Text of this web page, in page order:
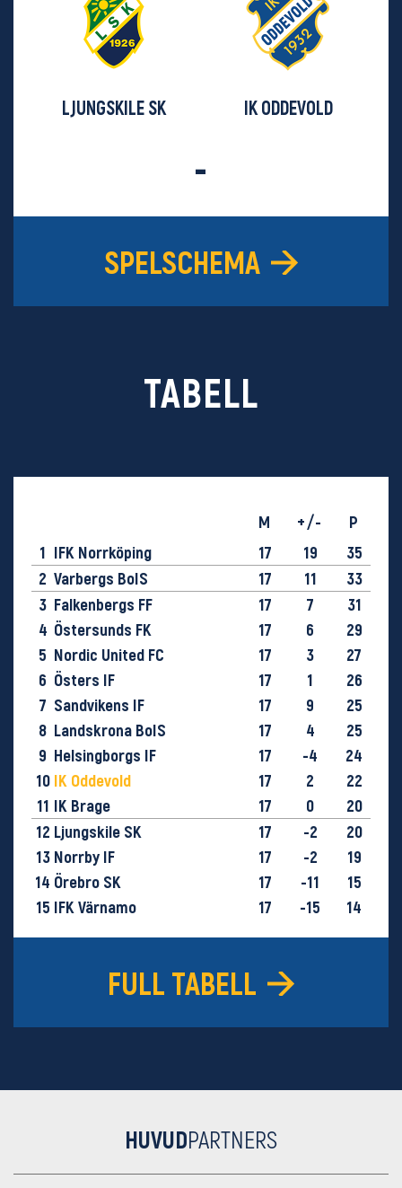
LJUNGSKILE SK IK ODDEVOLD
-
SPELSCHEMA
TABELL
M +/-
P
1 IFK Norrköping 17 19
35
2 Varbergs BoIS 17 11
33
3 Falkenbergs FF 17 7
31
4 Östersunds FK 17 6
29
5 Nordic United FC 17 3
27
6 Östers IF 17 1
26
7 Sandvikens IF 17 9
25
8 Landskrona BoIS 17 4
25
9 Helsingborgs IF 17 -4
24
10 IK Oddevold 17 2
22
11 IK Brage 17 0
20
12 Ljungskile SK 17 -2
20
13 Norrby IF 17 -2
19
14 Örebro SK 17 -11
15
15 IFK Värnamo 17 -15
14
FULL TABELL
HUVUDPARTNERS